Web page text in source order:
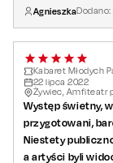
AgnieszkaDodano:
Kabaret Młodych
22 lipca 2022
Żywiec, Amfiteatr
Występ świetny,
przygotowani,
Niestety
a artyści byli